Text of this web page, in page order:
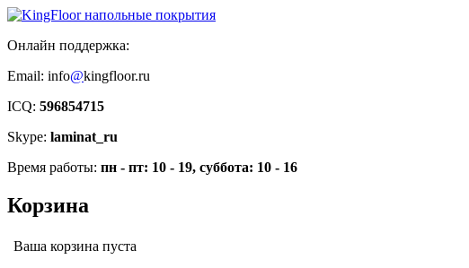
Онлайн поддержка:
Email: info@kingfloor.ru
ICQ: 596854715
Skype: laminat_ru
Время работы: пн - пт: 10 - 19, суббота: 10 - 16
Корзина
Ваша корзина пуста